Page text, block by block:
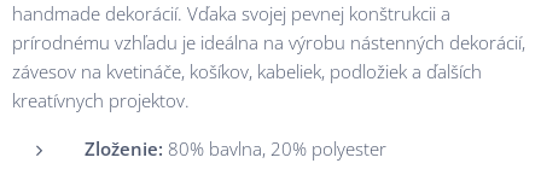
handmade dekorácií. Vďaka svojej pevnej konštrukcii a
prírodnému vzhľadu je ideálna na výrobu nástenných dekorácií,
závesov na kvetináče, košíkov, kabeliek, podložiek a ďalších
kreatívnych projektov.
Zloženie: 80% bavlna, 20% polyester